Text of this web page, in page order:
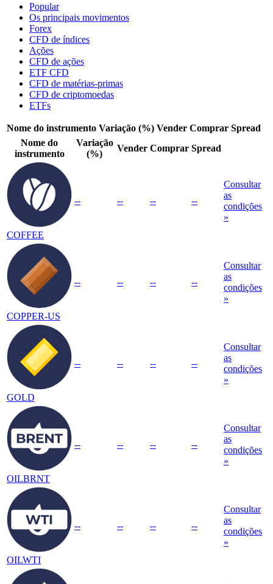
Popular
Os principais movimentos
Forex
CFD de índices
Ações
CFD de ações
ETF CFD
CFD de matérias-primas
CFD de criptomoedas
ETFs
Nome do instrumento Variação (%) Vender Comprar Spread
Nome do
instrumento
Variação
(%)
Vender Comprar Spread
COFFEE
-- -- -- --
Consultar
as
condições
»
COPPER-US
-- -- -- --
Consultar
as
condições
»
GOLD
-- -- -- --
Consultar
as
condições
»
OILBRNT
-- -- -- --
Consultar
as
condições
»
OILWTI
-- -- -- --
Consultar
as
condições
»